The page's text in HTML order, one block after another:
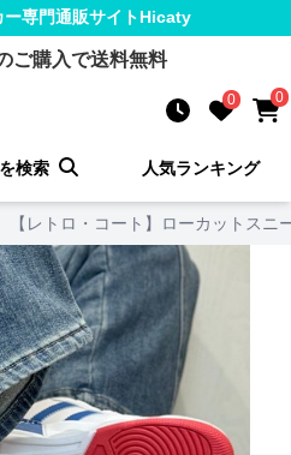
ー専門通販サイトHicaty
ご購入で送料無料
0 0
検索 人気ランキング
【レトロ・コート】ローカットス